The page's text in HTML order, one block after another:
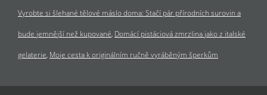
Vyrobte si šlehané tělové máslo doma: Stačí pár přírodních surovin a
bude jemnější než kupované Domácí pistáciová zmrzlina jako z italské
gelaterie Moje cesta k originálním ručně vyráběným šperkům